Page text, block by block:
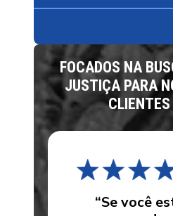
FOCADOS NA
JUSTIÇA PARA
CLIENTES
“Se você